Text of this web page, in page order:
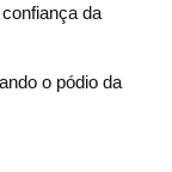
da
o pódio da